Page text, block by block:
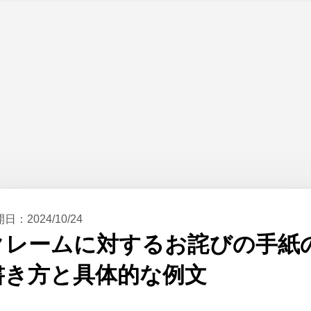
日： 2024/10/24
レームに対するお詫びの手紙
き方と具体的な例文